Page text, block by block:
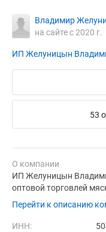
Владимир
на сайте с 2020 г.
ИП Желуницын
53
О компании
ИП Желуницын
оптовой торговлей
Перейти к описанию
ИНН: